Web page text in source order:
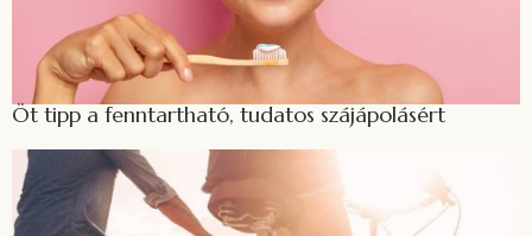
Öt tipp a fenntartható, tudatos szájápolásért